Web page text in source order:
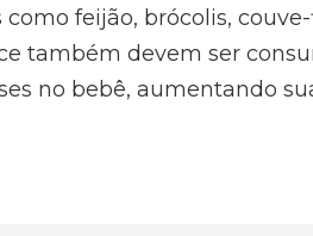
feijão, brócolis,
também devem ser
no bebê, aumentando